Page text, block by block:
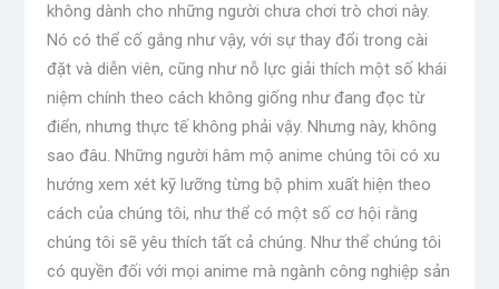
không dành cho những người chưa chơi trò chơi này.
Nó có thể cố gắng như vậy, với sự thay đổi trong cài
đặt và diễn viên, cũng như nỗ lực giải thích một số khái
niệm chính theo cách không giống như đang đọc từ
điển, nhưng thực tế không phải vậy. Nhưng này, không
sao đâu. Những người hâm mộ anime chúng tôi có xu
hướng xem xét kỹ lưỡng từng bộ phim xuất hiện theo
cách của chúng tôi, như thể có một số cơ hội rằng
chúng tôi sẽ yêu thích tất cả chúng. Như thể chúng tôi
có quyền đối với mọi anime mà ngành công nghiệp sản